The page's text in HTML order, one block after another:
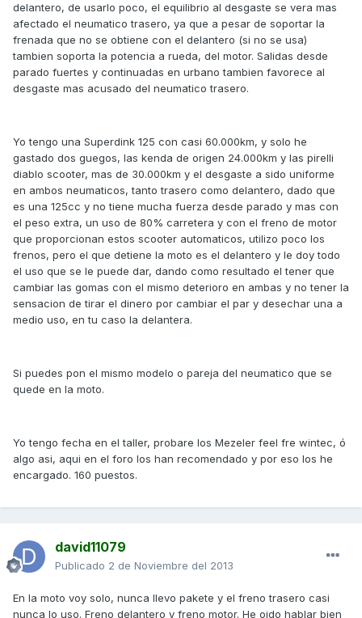
delantero, de usarlo poco, el equilibrio al desgaste se vera mas
afectado el neumatico trasero, ya que a pesar de soportar la
frenada que no se obtiene con el delantero (si no se usa)
tambien soporta la potencia a rueda, del motor. Salidas desde
parado fuertes y continuadas en urbano tambien favorece al
desgaste mas acusado del neumatico trasero.
Yo tengo una Superdink 125 con casi 60.000km, y solo he
gastado dos guegos, las kenda de origen 24.000km y las pirelli
diablo scooter, mas de 30.000km y el desgaste a sido uniforme
en ambos neumaticos, tanto trasero como delantero, dado que
es una 125cc y no tiene mucha fuerza desde parado y mas con
el peso extra, un uso de 80% carretera y con el freno de motor
que proporcionan estos scooter automaticos, utilizo poco los
frenos, pero el que detiene la moto es el delantero y le doy todo
el uso que se le puede dar, dando como resultado el tener que
cambiar las gomas con el mismo deterioro en ambas y no tener la
sensacion de tirar el dinero por cambiar el par y desechar una a
medio uso, en tu caso la delantera.
Si puedes pon el mismo modelo o pareja del neumatico que se
quede en la moto.
Yo tengo fecha en el taller, probare los Mezeler feel fre wintec, ó
algo asi, aqui en el foro los han recomendado y por eso los he
encargado. 160 puestos.
david11079
Publicado 2 de Noviembre del 2013
En la moto voy solo, nunca llevo pakete y el freno trasero casi
nunca lo uso. Freno delantero y freno motor. He oido hablar bien